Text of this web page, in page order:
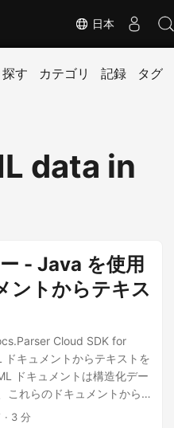
日本
探す カテゴリ 記録 タグ
data in
- Java を使用
ントからテキス
Cloud SDK for
キュメントからテキストを
ドキュメントは構造化デー
これらのドキュメントから
まなアプリケーションにと
· 3 分